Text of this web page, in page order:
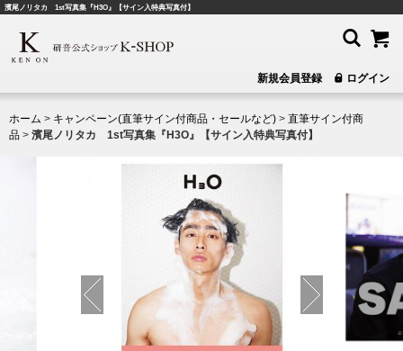
濱尾ノリタカ 1st写真集『H3O』【サイン入特典写真付】
新規会員登録 ログイン
ホーム > キャンペーン(直筆サイン付商品・セールなど) > 直筆サイン付商
品 > 濱尾ノリタカ 1st写真集『H3O』【サイン入特典写真付】